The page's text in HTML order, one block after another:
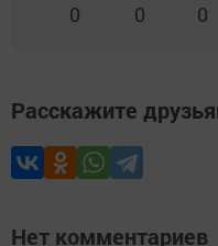
0 0 0
Расскажите
Нет комментариев